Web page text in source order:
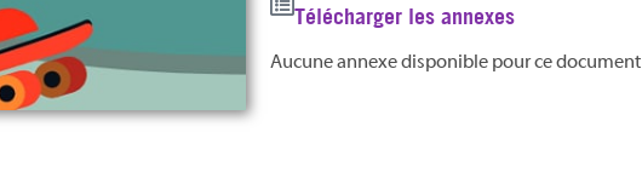
Télécharger les annexes
Aucune annexe disponible pour ce document